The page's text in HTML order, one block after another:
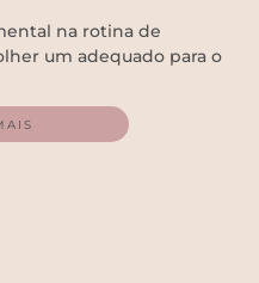
na rotina de
um adequado para o